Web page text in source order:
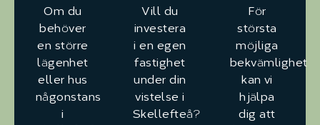
Om du
behöver
en större
lägenhet
eller hus
någonstans
i
Vill du
investera
i en egen
fastighet
under din
vistelse i
Skellefteå?
För
största
möjliga
bekvämlighet
kan vi
hjälpa
dig att